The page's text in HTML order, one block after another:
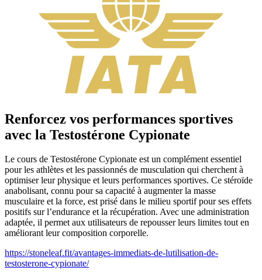
Renforcez vos performances sportives
avec la Testostérone Cypionate
Le cours de Testostérone Cypionate est un complément essentiel
pour les athlètes et les passionnés de musculation qui cherchent à
optimiser leur physique et leurs performances sportives. Ce stéroïde
anabolisant, connu pour sa capacité à augmenter la masse
musculaire et la force, est prisé dans le milieu sportif pour ses effets
positifs sur l’endurance et la récupération. Avec une administration
adaptée, il permet aux utilisateurs de repousser leurs limites tout en
améliorant leur composition corporelle.
https://stoneleaf.fit/avantages-immediats-de-lutilisation-de-
testosterone-cypionate/